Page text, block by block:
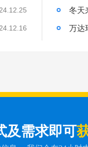
冬天
万达
及需求即可